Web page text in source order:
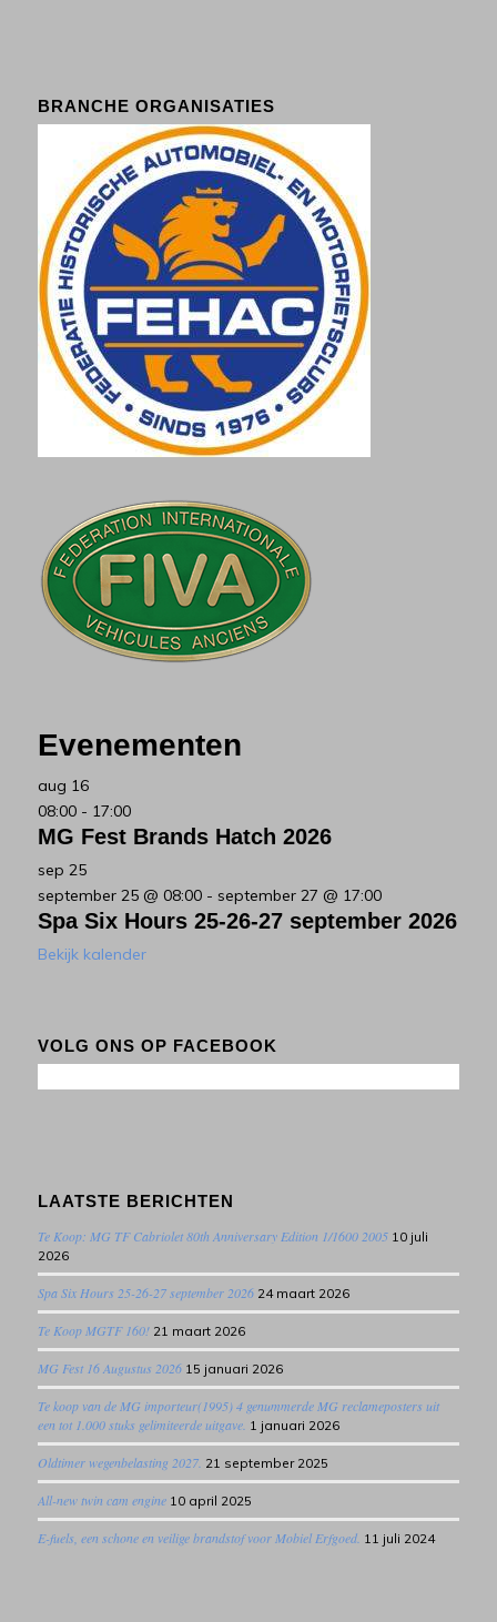
BRANCHE ORGANISATIES
Evenementen
aug 16
08:00- 17:00
MG Fest Brands Hatch 2026
sep 25
september 25 @ 08:00- september 27 @ 17:00
Spa Six Hours 25-26-27 september 2026
Bekijk kalender
VOLG ONS OP FACEBOOK
LAATSTE BERICHTEN
Te Koop: MG TF Cabriolet 80th Anniversary Edition 1/1600 2005 10 juli
2026
Spa Six Hours 25-26-27 september 2026 24 maart 2026
Te Koop MGTF 160! 21 maart 2026
MG Fest 16 Augustus 2026 15 januari 2026
Te koop van de MG importeur(1995) 4 genummerde MG reclameposters uit
een tot 1.000 stuks gelimiteerde uitgave. 1 januari 2026
Oldtimer wegenbelasting 2027. 21 september 2025
All-new twin cam engine 10 april 2025
E-fuels, een schone en veilige brandstof voor Mobiel Erfgoed. 11 juli 2024